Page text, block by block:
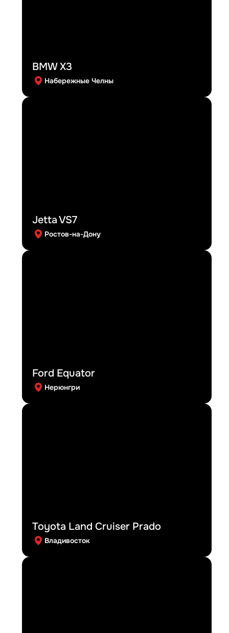
BMW X3
Набережные Челны
Jetta VS7
Ростов-на-Дону
Ford Equator
Нерюнгри
Toyota Land Cruiser Prado
Владивосток